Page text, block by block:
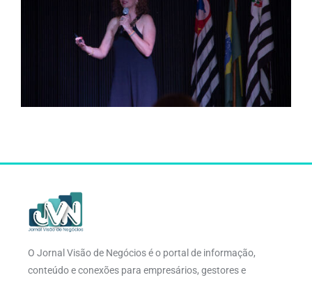
O Jornal Visão de Negócios é o portal de informação,
conteúdo e conexões para empresários, gestores e